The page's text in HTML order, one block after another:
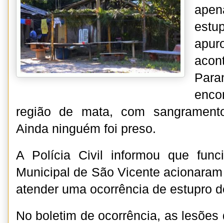
região de mata, com
Ainda ninguém foi preso.
A Polícia Civil informou que
Municipal de São Vicente
atender uma ocorrência de estupro
No boletim de ocorrência, as